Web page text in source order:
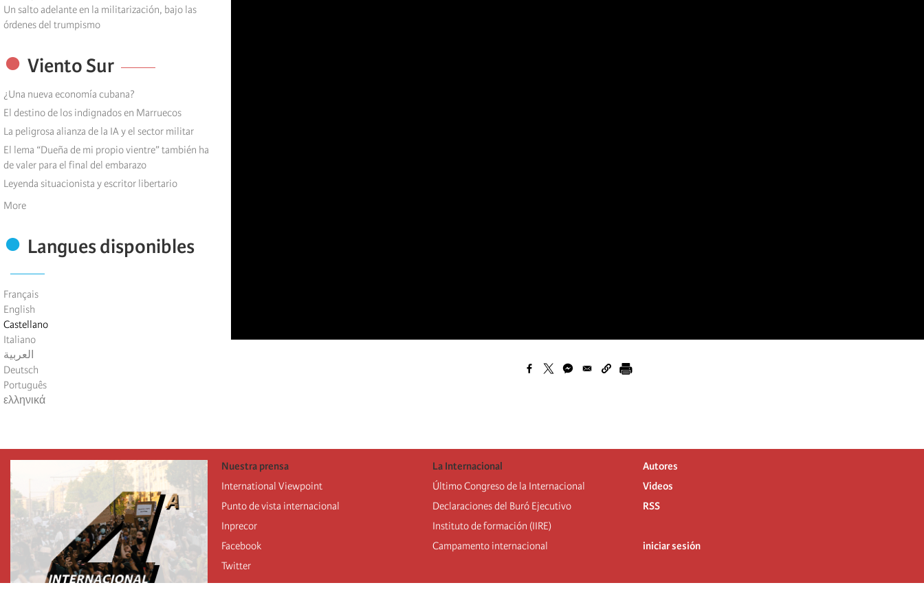
Un salto adelante en la militarización, bajo las
órdenes del trumpismo
Viento Sur
¿Una nueva economía cubana?
El destino de los indignados en Marruecos
La peligrosa alianza de la IA y el sector militar
El lema “Dueña de mi propio vientre” también ha
de valer para el final del embarazo
Leyenda situacionista y escritor libertario
More
Langues disponibles
Français
English
Castellano
Italiano
العربية
Deutsch
Português
ελληνικά
Nuestra prensa
International Viewpoint
Punto de vista internacional
Inprecor
Facebook
Twitter
La Internacional
Último Congreso de la Internacional
Declaraciones del Buró Ejecutivo
Instituto de formación (IIRE)
Campamento internacional
Autores
Videos
RSS
iniciar sesión